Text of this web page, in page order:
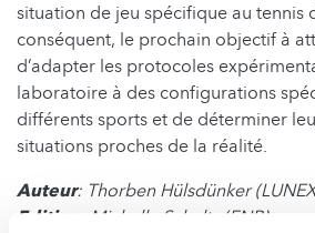
situation de jeu spécifique au tennis
conséquent, le prochain objectif à
d’adapter les protocoles
laboratoire à des configurations
différents sports et de déterminer
situations proches de la réalité.
Auteur: Thorben Hülsdünker
Edition
: Michelle Schaltz (FNR)